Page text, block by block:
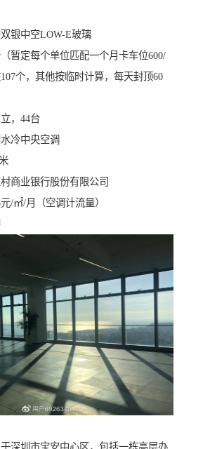
银中空LOW-E玻璃
暂定每个单位匹配一个月卡车位600/
个，其他按临时计算，每天封顶60
，44台
冷中央空调
商业银行股份有限公司
/㎡/月（空调计流量）